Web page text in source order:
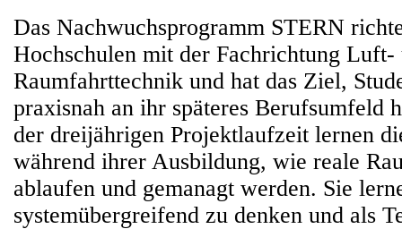
Das Nachwuchsprogramm STERN
Hochschulen mit der Fachrichtung Luft-
Raumfahrttechnik und hat das Ziel,
praxisnah an ihr späteres Berufsumfeld
der dreijährigen Projektlaufzeit lernen
während ihrer Ausbildung, wie reale
ablaufen und gemanagt werden. Sie
systemübergreifend zu denken und als